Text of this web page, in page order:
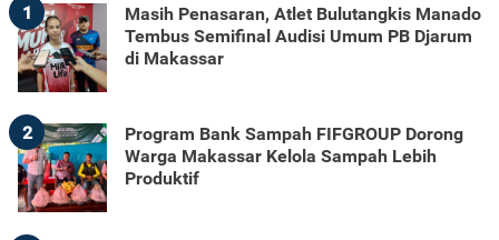
1
Masih Penasaran, Atlet Bulutangkis Manado
Tembus Semifinal Audisi Umum PB Djarum
di Makassar
2
Program Bank Sampah FIFGROUP Dorong
Warga Makassar Kelola Sampah Lebih
Produktif